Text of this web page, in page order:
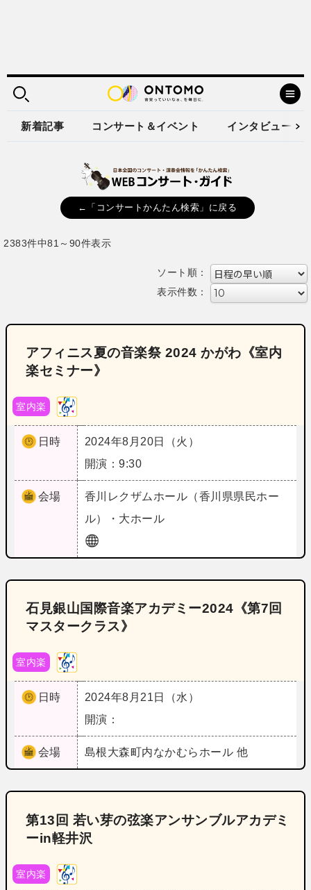
新着記事 コンサート＆イベント インタビュー
←「コンサートかんたん検索」に戻る
2383件中81～90件表示
ソート順：
表示件数：
アフィニス夏の音楽祭 2024 かがわ《室内
楽セミナー》
室内楽
日時
2024年8月20日（火）
開演：9:30
会場 香川
レクザムホール（香川県県民ホー
ル）・大ホール
石見銀山国際音楽アカデミー2024《第7回
マスタークラス》
室内楽
日時
2024年8月21日（水）
開演：
会場 島根大森町内なかむらホール 他
第13回 若い芽の弦楽アンサンブルアカデミ
ーin軽井沢
室内楽